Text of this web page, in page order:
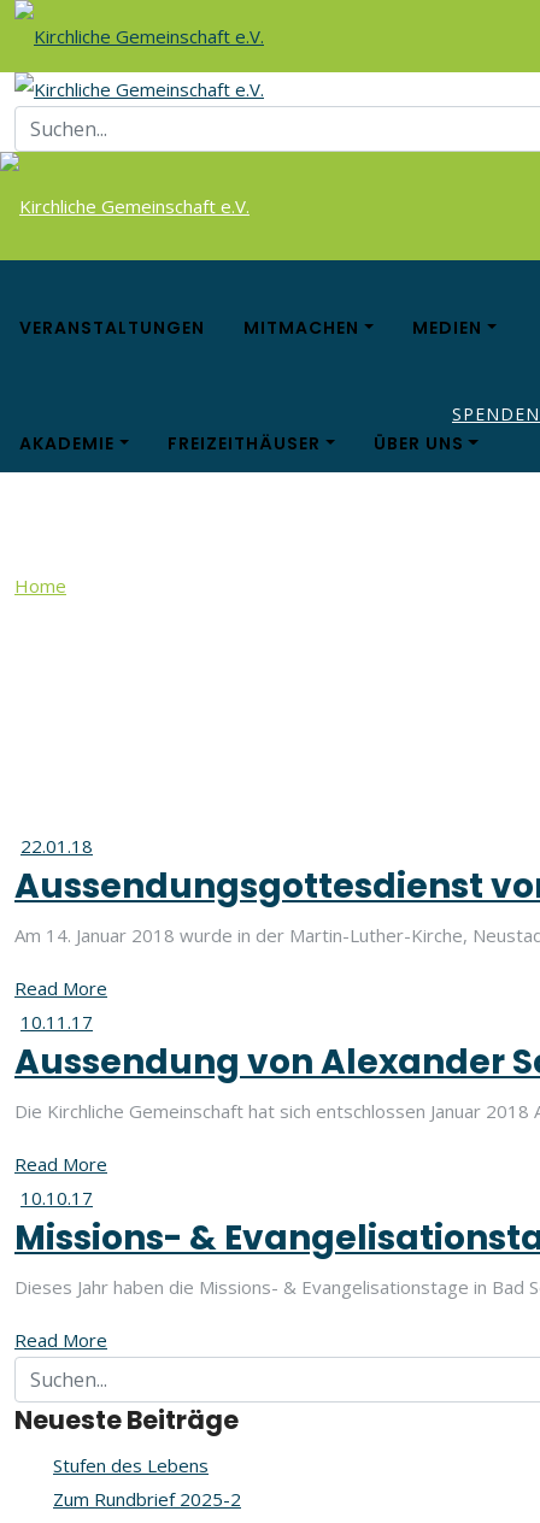
VERANSTALTUNGEN MITMACHEN MEDIEN
AKADEMIE FREIZEITHÄUSER ÜBER UNS
SPENDEN
Home
22.01.18
Aussendungsgottesdienst
Am 14. Januar 2018 wurde in der Martin-Luther-Kirche,
Read More
10.11.17
Aussendung von Alexander
Die Kirchliche Gemeinschaft hat sich entschlossen Januar
Read More
10.10.17
Missions- &
Dieses Jahr haben die Missions- & Evangelisationstage in
Read More
Neueste Beiträge
Stufen des Lebens
Zum Rundbrief 2025-2